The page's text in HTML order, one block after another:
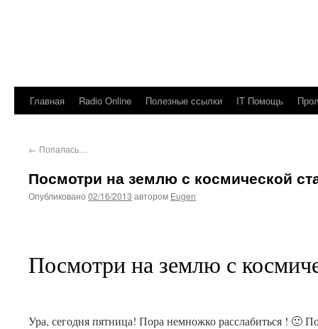
Главная Radio Online Полезные ссылки IT Помощь
← Попалась…
Посмотри на землю с космической
Опубликовано 02/16/2013 автором Eugen
Посмотри на землю с
Ура, сегодня пятница! Пора немножко расслабиться ! 🙂